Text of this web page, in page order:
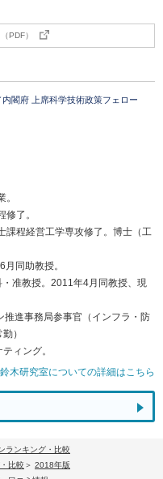
PDF）
閣府 上席科学技術政策フェロー
了。
課程経営工学専攻修了。博士（工
同助教授。
准教授。2011年4月同教授、現
進事務局参事官（インフラ・防
）
ィング。
木研究室についての詳細はこちら
ランキング・比較
比較
2018年版